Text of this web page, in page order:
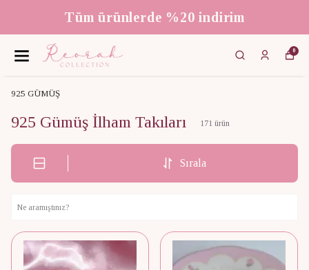
Tüm ürünlerde %20 indirim
0
925 GÜMÜŞ
925 Gümüş İlham Takıları 171 ürün
Sırala